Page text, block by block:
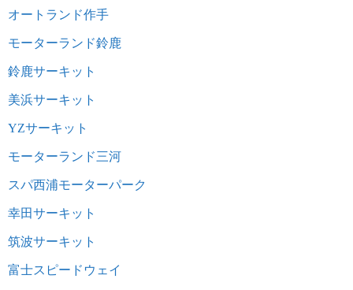
オートランド作手
モーターランド鈴鹿
鈴鹿サーキット
美浜サーキット
YZサーキット
モーターランド三河
スパ西浦モーターパーク
幸田サーキット
筑波サーキット
富士スピードウェイ